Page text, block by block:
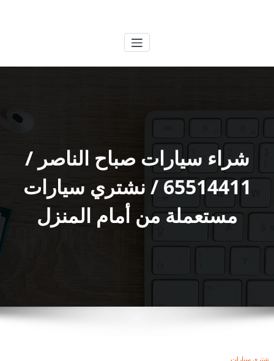
شراء سيارات صباح الناصر /
65514411 / نشتري سيارات
مستعملة من أمام المنزل
نشتري سيارات